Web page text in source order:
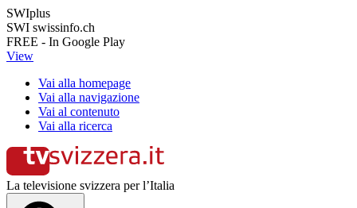
SWIplus
SWI swissinfo.ch
FREE - In Google Play
View
Vai alla homepage
Vai alla navigazione
Vai al contenuto
Vai alla ricerca
La televisione svizzera per l’Italia